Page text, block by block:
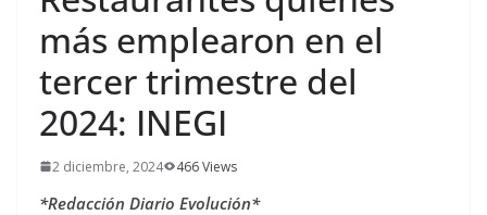
más emplearon en el
tercer trimestre del
2024: INEGI
2 diciembre, 2024 466 Views
*Redacción Diario Evolución*